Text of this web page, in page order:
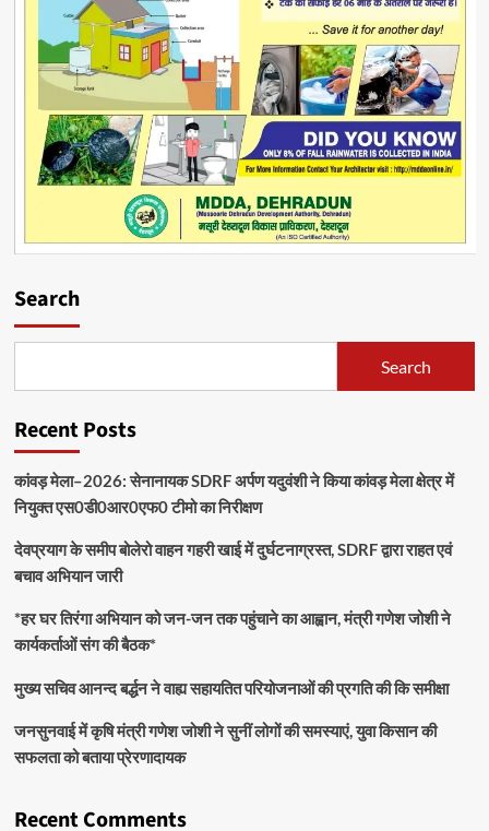
Search
Search
Recent Posts
कांवड़ मेला–2026: सेनानायक SDRF अर्पण यदुवंशी ने किया कांवड़ मेला क्षेत्र में
नियुक्त एस0डी0आर0एफ0 टीमो का निरीक्षण
देवप्रयाग के समीप बोलेरो वाहन गहरी खाई में दुर्घटनाग्रस्त, SDRF द्वारा राहत एवं
बचाव अभियान जारी
*हर घर तिरंगा अभियान को जन-जन तक पहुंचाने का आह्वान, मंत्री गणेश जोशी ने
कार्यकर्ताओं संग की बैठक*
मुख्य सचिव आनन्द बर्द्धन ने वाह्य सहायतित परियोजनाओं की प्रगति की कि समीक्षा
जनसुनवाई में कृषि मंत्री गणेश जोशी ने सुनीं लोगों की समस्याएं, युवा किसान की
सफलता को बताया प्रेरणादायक
Recent Comments